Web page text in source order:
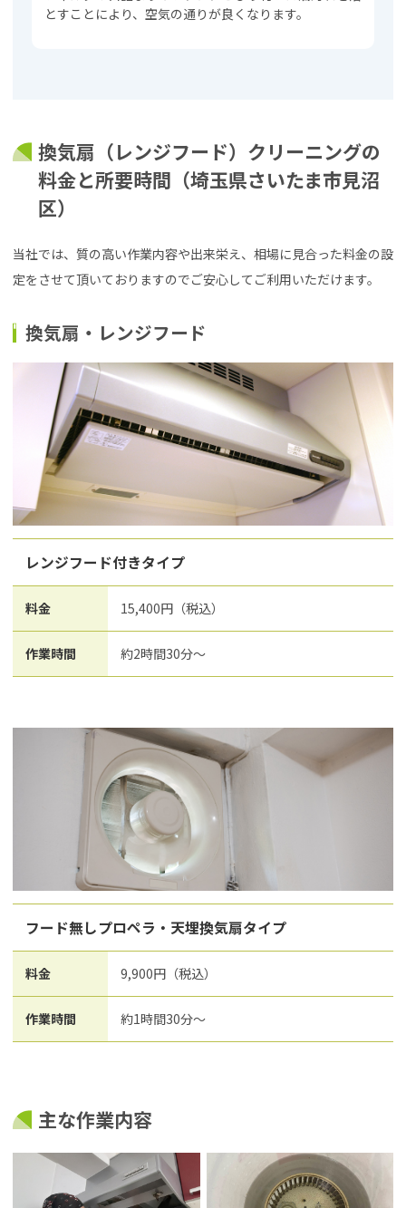
とすことにより、空気の通りが良くなります。
換気扇（レンジフード）クリーニングの
料金と所要時間（埼玉県さいたま市見沼
区）
当社では、質の高い作業内容や出来栄え、相場に見合った料金の設
定をさせて頂いておりますのでご安心してご利用いただけます。
換気扇・レンジフード
レンジフード付きタイプ
料金 15,400円（税込）
作業時間 約2時間30分～
フード無しプロペラ・天埋換気扇タイプ
料金 9,900円（税込）
作業時間 約1時間30分～
主な作業内容